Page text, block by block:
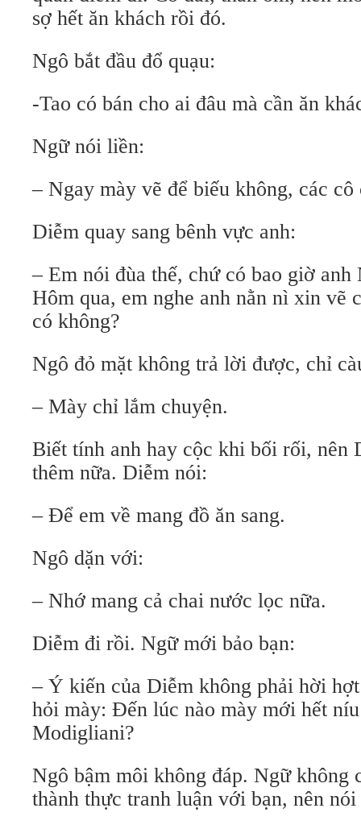
sợ hết ăn khách rồi đó.
Ngô bắt đầu đổ quạu:
-Tao có bán cho ai đâu mà cần ăn
Ngữ nói liền:
– Ngay mày vẽ để biếu không, các cô
Diễm quay sang bênh vực anh:
– Em nói đùa thế, chứ có bao giờ anh
Hôm qua, em nghe anh nằn nì xin vẽ
có không?
Ngô đỏ mặt không trả lời được, chỉ
– Mày chỉ lắm chuyện.
Biết tính anh hay cộc khi bối rối, nên
thêm nữa. Diễm nói:
– Ðể em về mang đồ ăn sang.
Ngô dặn với:
– Nhớ mang cả chai nước lọc nữa.
Diễm đi rồi. Ngữ mới bảo bạn:
– Ý kiến của Diễm không phải hời
hỏi mày: Đến lúc nào mày mới hết
Modigliani?
Ngô bậm môi không đáp. Ngữ không
thành thực tranh luận với bạn, nên nói